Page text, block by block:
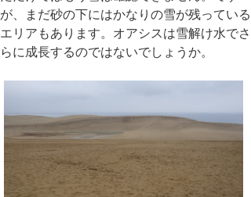
が、まだ砂の下にはかなりの雪が残っている
エリアもあります。オアシスは雪解け水でさ
らに成長するのではないでしょうか。